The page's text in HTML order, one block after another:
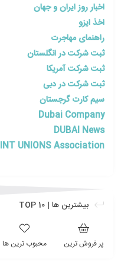
اخبار روز ایران و جهان
اخذ ایزو
راهنمای مهاجرت
ثبت شرکت در انگلستان
ثبت شرکت آمریکا
ثبت شرکت در دبی
سیم کارت گرجستان
Dubai Company
DUBAI News
INT UNIONS Association
بیشترین ها | TOP 10
پر فروش ترین محبوب ترین ها